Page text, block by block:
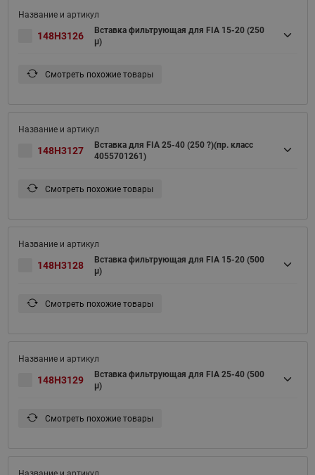
148H3126
Вставка фильтрующая для FIA 15-20 (250
μ)
Смотреть похожие товары
148H3127
Вставка для FIA 25-40 (250 ?)(пр. класс
4055701261)
Смотреть похожие товары
148H3128
Вставка фильтрующая для FIA 15-20 (500
μ)
Смотреть похожие товары
148H3129
Вставка фильтрующая для FIA 25-40 (500
μ)
Смотреть похожие товары